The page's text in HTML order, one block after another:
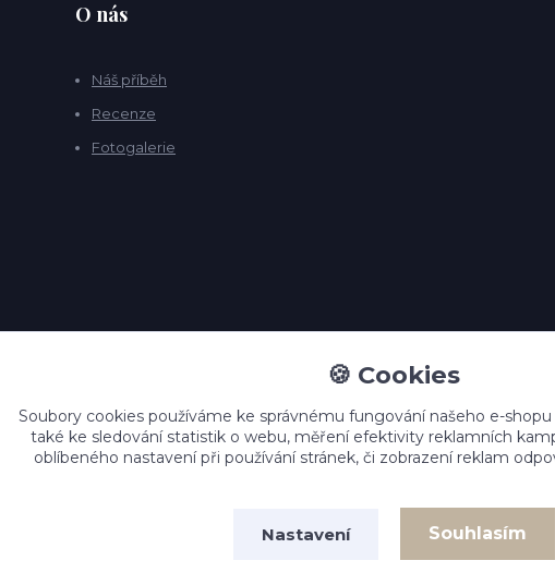
O nás
Náš příběh
Recenze
Fotogalerie
🍪 Cookies
Soubory cookies používáme ke správnému fungování našeho e-
také ke sledování statistik o webu, měření efektivity reklamních
oblíbeného nastavení při používání stránek, či zobrazení reklam
Nastavení Souhlasím